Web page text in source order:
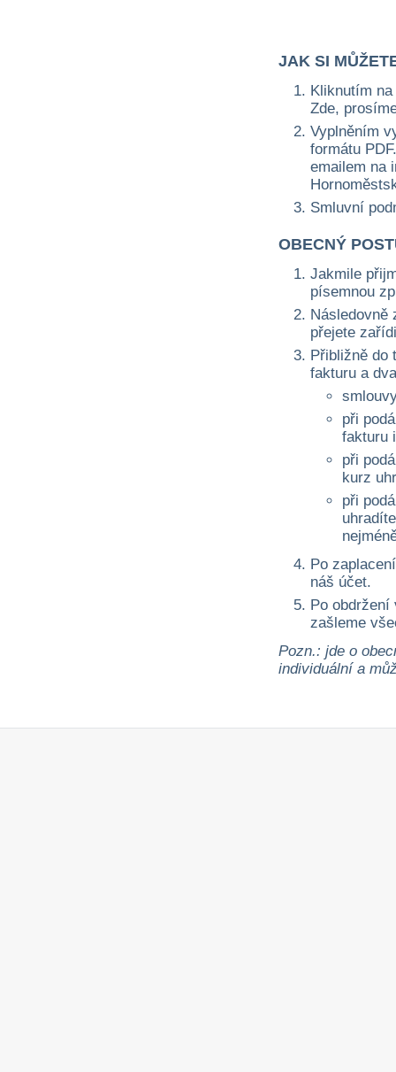
JAK SI
Kliknutím
Zde,
Vyplněním
formátu
emailem na
Smluvní
OBECNÝ
Jakmile
písemnou
Následovně
přejete
Přibližně do
fakturu a
při
fakturu
při
kurz
při
Po
náš účet.
Po obdržení
zašleme
Pozn.: jde o
individuální a